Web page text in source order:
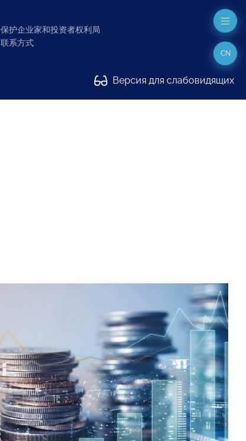
保护企业家和投资者权利局
联系方式
Версия для слабовидящих
CN